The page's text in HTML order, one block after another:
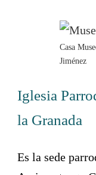
Casa
Jiménez
Iglesia
la Granada
Es la sede